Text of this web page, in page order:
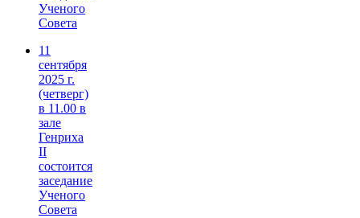
Ученого
Совета
11
сентября
2025 г.
(четверг)
в 11.00 в
зале
Генриха
II
состоится
заседание
Ученого
Совета